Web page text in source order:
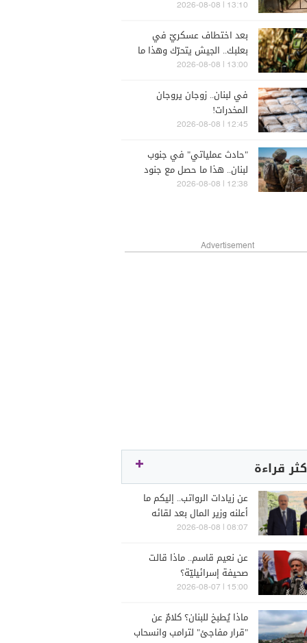
13:10 | 2026-08-08
بعد اختطاف عسكريّ في
بعلبك.. الجيش يتحرّك وهذا ما
حصل
13:00 | 2026-08-08
في لبنان.. زوجان يروجان
المخدرات!
12:45 | 2026-08-08
"حادث عملياتي" في جنوب
لبنان.. هذا ما حصل مع جنود
إسرائيليين
12:38 | 2026-08-08
Advertisement
قراءة
عن زيادات الرواتب.. إليكم ما
أعلنه وزير المال بعد لقائه
الراعي
08:07 | 2026-08-08
عن نعيم قاسم.. ماذا قالت
صحيفة إسرائيليّة؟
15:00 | 2026-08-07
ماذا يُطبخ للبنان؟ كلامٌ عن
"قرار مفاجئ" لترامب وانسحاب